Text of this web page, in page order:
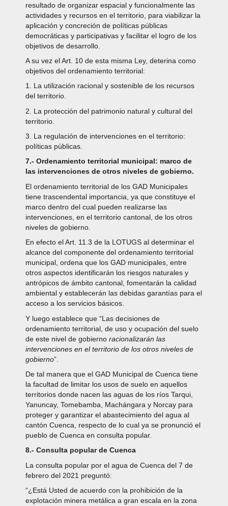
resultado de organizar espacial y funcionalmente las
actividades y recursos en el territorio, para viabilizar la
aplicación y concreción de políticas públicas
democráticas y participativas y facilitar el logro de los
objetivos de desarrollo.
A su vez el Art. 10 de esta misma Ley, deterina como
objetivos del ordenamiento territorial:
1. La utilización racional y sostenible de los recursos
del territorio.
2. La protección del patrimonio natural y cultural del
territorio.
3. La regulación de intervenciones en el territorio:
políticas públicas.
7.- Ordenamiento territorial municipal: marco de
las intervenciones de otros niveles de gobierno.
El ordenamiento territorial de los GAD Municipales
tiene trascendental importancia, ya que constituye el
marco dentro del cual pueden realizarse las
intervenciones, en el territorio cantonal, de los otros
niveles de gobierno.
En efecto el Art. 11.3 de la LOTUGS al determinar el
alcance del componente del ordenamiento territorial
municipal, ordena que los GAD municipales, entre
otros aspectos identificarán los riesgos naturales y
antrópicos de ámbito cantonal, fomentarán la calidad
ambiental y establecerán las debidas garantías para el
acceso a los servicios básicos.
Y luego establece que “Las decisiones de
ordenamiento territorial, de uso y ocupación del suelo
de este nivel de gobierno racionalizarán las
intervenciones en el territorio de los otros niveles de
gobierno”.
De tal manera que el GAD Municipal de Cuenca tiene
la facultad de limitar los usos de suelo en aquellos
territorios donde nacen las aguas de los ríos Tarqui,
Yanuncay, Tomebamba, Machángara y Norcay para
proteger y garantizar el abastecimiento del agua al
cantón Cuenca, respecto de lo cual ya se pronunció el
pueblo de Cuenca en consulta popular.
8.- Consulta popular de Cuenca
La consulta popular por el agua de Cuenca del 7 de
febrero del 2021 preguntó:
“¿Está Usted de acuerdo con la prohibición de la
explotación minera metálica a gran escala en la zona